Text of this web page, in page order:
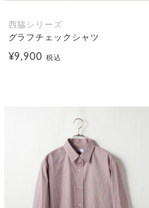
西脇シリーズ
グラフチェックシャツ
¥9,900税込